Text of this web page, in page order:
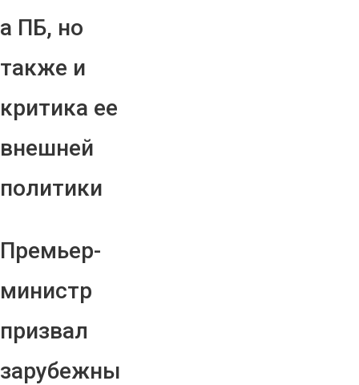
а ПБ, но
также и
критика ее
внешней
политики
Премьер-
министр
призвал
зарубежны